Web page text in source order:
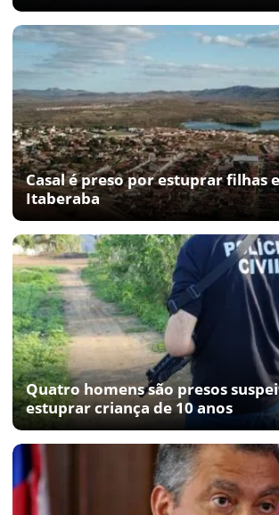
Casal é preso por estuprar filhas
Itaberaba
Quatro homens são presos
estuprar criança de 10 anos